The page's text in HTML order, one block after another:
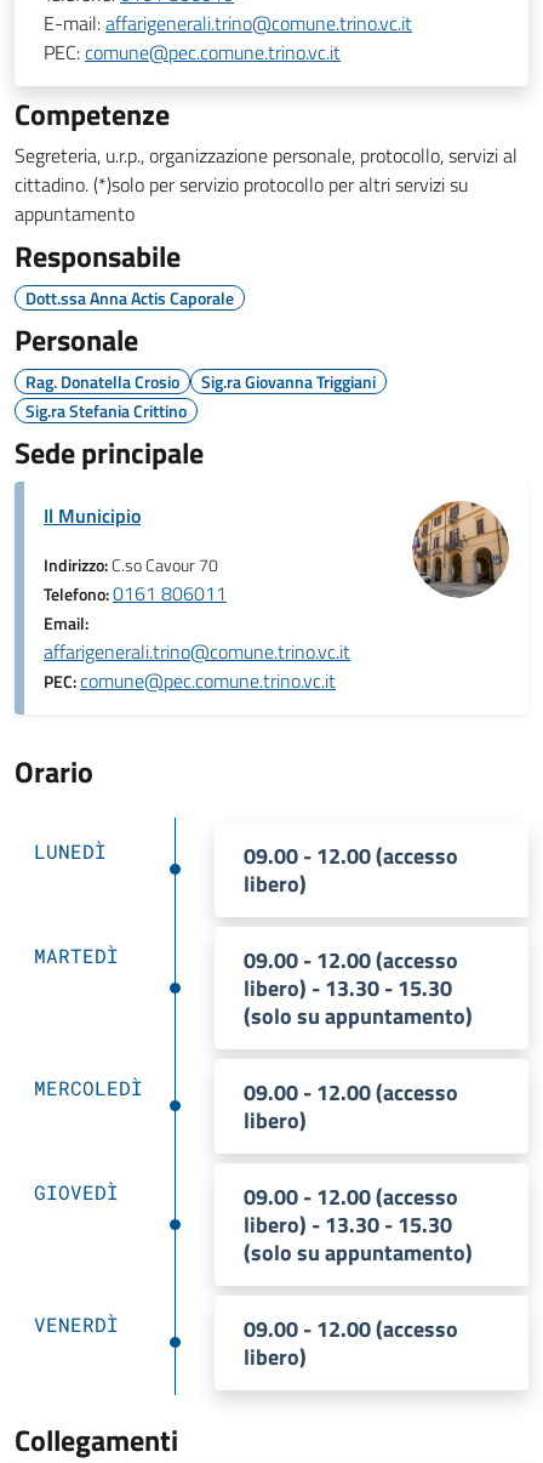
E-mail:affarigenerali.trino@comune.trino.vc.it
PEC:comune@pec.comune.trino.vc.it
Competenze
Segreteria, u.r.p., organizzazione personale, protocollo, servizi al
cittadino. (*)solo per servizio protocollo per altri servizi su
appuntamento
Responsabile
Dott.ssa Anna Actis Caporale
Personale
Rag. Donatella Crosio
Sig.ra Giovanna Triggiani
Sig.ra Stefania Crittino
Sede principale
Il Municipio
Indirizzo:C.so Cavour 70
Telefono:0161 806011
Email:
affarigenerali.trino@comune.trino.vc.it
PEC:comune@pec.comune.trino.vc.it
Orario
LUNEDÌ
09.00 - 12.00 (accesso
libero)
MARTEDÌ
09.00 - 12.00 (accesso
libero) - 13.30 - 15.30
(solo su appuntamento)
MERCOLEDÌ
09.00 - 12.00 (accesso
libero)
GIOVEDÌ
09.00 - 12.00 (accesso
libero) - 13.30 - 15.30
(solo su appuntamento)
VENERDÌ
09.00 - 12.00 (accesso
libero)
Collegamenti